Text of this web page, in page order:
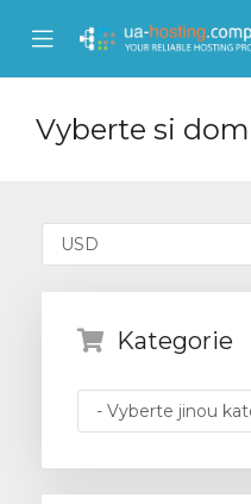
Mobile
Menu
Vyberte si
Kategorie